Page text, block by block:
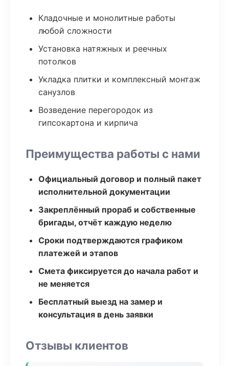
Кладочные и монолитные работы
любой сложности
Установка натяжных и реечных
потолков
Укладка плитки и комплексный монтаж
санузлов
Возведение перегородок из
гипсокартона и кирпича
Преимущества работы с нами
Официальный договор и полный пакет
исполнительной документации
Закреплённый прораб и собственные
бригады, отчёт каждую неделю
Сроки подтверждаются графиком
платежей и этапов
Смета фиксируется до начала работ и
не меняется
Бесплатный выезд на замер и
консультация в день заявки
Отзывы клиентов